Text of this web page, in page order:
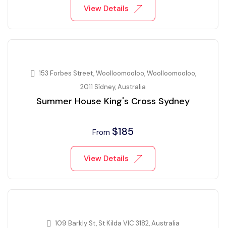
View Details
153 Forbes Street, Woolloomooloo, Woolloomooloo,
2011 Sídney, Australia
Summer House King's Cross Sydney
From $185
View Details
109 Barkly St, St Kilda VIC 3182, Australia